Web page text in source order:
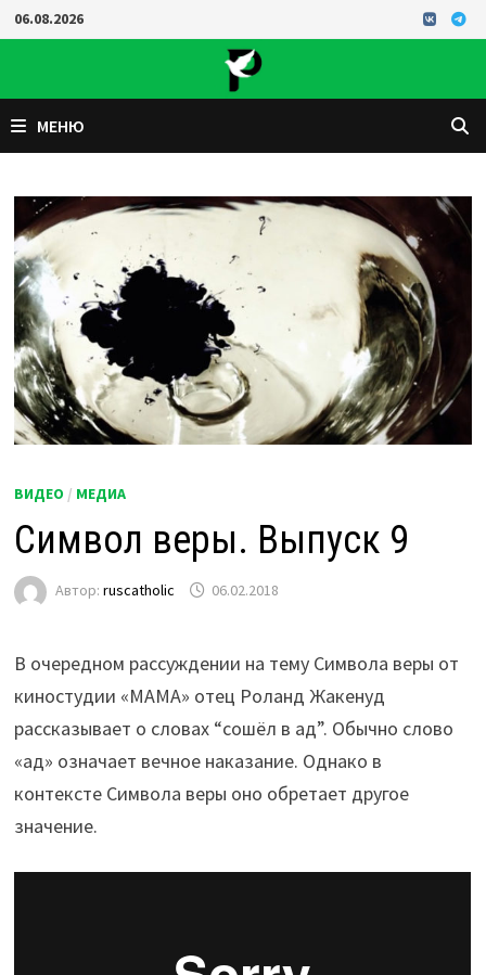
Перейти
к
06.08.2026
МЕНЮ
ВИДЕО / МЕДИА
Символ веры. Выпуск 9
Автор:ruscatholic 06.02.2018
В очередном рассуждении на тему Символа веры от
киностудии «МАМА» отец Роланд Жакенуд
рассказывает о словах “сошёл в ад”. Обычно слово
«ад» означает вечное наказание. Однако в
контексте Символа веры оно обретает другое
значение.